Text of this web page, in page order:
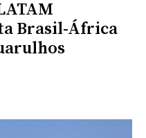
Brasil-África